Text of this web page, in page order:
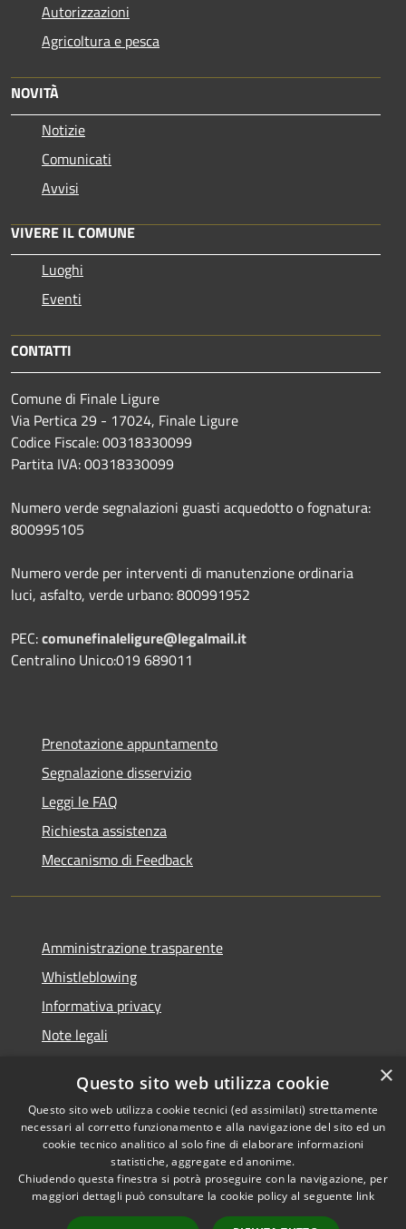
Autorizzazioni
Agricoltura e pesca
NOVITÀ
Notizie
Comunicati
Avvisi
VIVERE IL COMUNE
Luoghi
Eventi
CONTATTI
Comune di Finale Ligure
Via Pertica 29 - 17024, Finale Ligure
Codice Fiscale: 00318330099
Partita IVA: 00318330099
Numero verde segnalazioni guasti acquedotto o fognatura:
800995105
Numero verde per interventi di manutenzione ordinaria
luci, asfalto, verde urbano: 800991952
PEC:comunefinaleligure@legalmail.it
Centralino Unico:019 689011
Prenotazione appuntamento
Segnalazione disservizio
Leggi le FAQ
Richiesta assistenza
Meccanismo di Feedback
Amministrazione trasparente
Whistleblowing
Informativa privacy
Note legali
Segnalazioni di inaccessibilità
RSS
Accessibilità
Copyright © 2026 • Comune di
Finale Ligure • Powered by
×
Questo sito web utilizza cookie
Questo sito web utilizza cookie tecnici (ed assimilati) strettamente
necessari al corretto funzionamento e alla navigazione del sito ed un
cookie tecnico analitico al solo fine di elaborare informazioni
statistiche, aggregate ed anonime.
Chiudendo questa finestra si potrà proseguire con la navigazione, per
maggiori dettagli può consultare la cookie policy al seguente link